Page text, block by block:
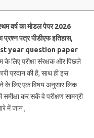
वर्ष का मोडल पेपर 2026
प्रश्न पत्र पीडीएफ इतिहास,
year question paper
के लिए परीक्षा संरक्षक और पिछले
प्रदान की है, साथ ही इस
के लिए एक विषय अनुसार लिंक
कर सकें वे परीक्षण सामग्री
में जान ,